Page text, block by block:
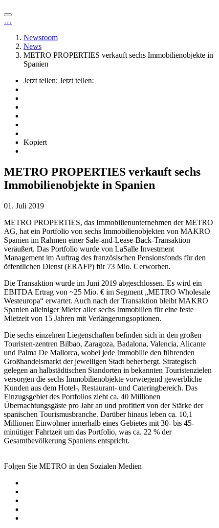
…
Newsroom
News
METRO PROPERTIES verkauft sechs Immobilienobjekte in
Spanien
Jetzt teilen: Jetzt teilen:
Kopiert
METRO PROPERTIES verkauft sechs
Immobilienobjekte in Spanien
01. Juli 2019
METRO PROPERTIES, das Immobilienunternehmen der METRO
AG, hat ein Portfolio von sechs Immobilienobjekten von MAKRO
Spanien im Rahmen einer Sale-and-Lease-Back-Transaktion
veräußert. Das Portfolio wurde von LaSalle Investment
Management im Auftrag des französischen Pensionsfonds für den
öffentlichen Dienst (ERAFP) für 73 Mio. € erworben.
Die Transaktion wurde im Juni 2019 abgeschlossen. Es wird ein
EBITDA Ertrag von ~25 Mio. € im Segment „METRO Wholesale
Westeuropa“ erwartet. Auch nach der Transaktion bleibt MAKRO
Spanien alleiniger Mieter aller sechs Immobilien für eine feste
Mietzeit von 15 Jahren mit Verlängerungsoptionen.
Die sechs einzelnen Liegenschaften befinden sich in den großen
Touristen-zentren Bilbao, Zaragoza, Badalona, Valencia, Alicante
und Palma De Mallorca, wobei jede Immobilie den führenden
Großhandelsmarkt der jeweiligen Stadt beherbergt. Strategisch
gelegen an halbstädtischen Standorten in bekannten Touristenzielen
versorgen die sechs Immobilienobjekte vorwiegend gewerbliche
Kunden aus dem Hotel-, Restaurant- und Cateringbereich. Das
Einzugsgebiet des Portfolios zieht ca. 40 Millionen
Übernachtungsgäste pro Jahr an und profitiert von der Stärke der
spanischen Tourismusbranche. Darüber hinaus leben ca. 10,1
Millionen Einwohner innerhalb eines Gebietes mit 30- bis 45-
minütiger Fahrtzeit um das Portfolio, was ca. 22 % der
Gesamtbevölkerung Spaniens entspricht.
Folgen Sie METRO in den Sozialen Medien